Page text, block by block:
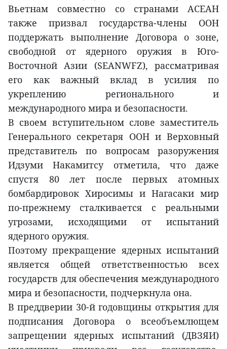
Вьетнам совместно со странами АСЕАН
также призвал государства-члены ООН
поддержать выполнение Договора о зоне,
свободной от ядерного оружия в Юго-
Восточной Азии (SEANWFZ), рассматривая
его как важный вклад в усилия по
укреплению регионального и
международного мира и безопасности.
В своем вступительном слове заместитель
Генерального секретаря ООН и Верховный
представитель по вопросам разоружения
Идзуми Накамитсу отметила, что даже
спустя 80 лет после первых атомных
бомбардировок Хиросимы и Нагасаки мир
по-прежнему сталкивается с реальными
угрозами, исходящими от испытаний
ядерного оружия.
Поэтому прекращение ядерных испытаний
является общей ответственностью всех
государств для обеспечения международного
мира и безопасности, подчеркнула она.
В преддверии 30-й годовщины открытия для
подписания Договора о всеобъемлющем
запрещении ядерных испытаний (ДВЗЯИ)